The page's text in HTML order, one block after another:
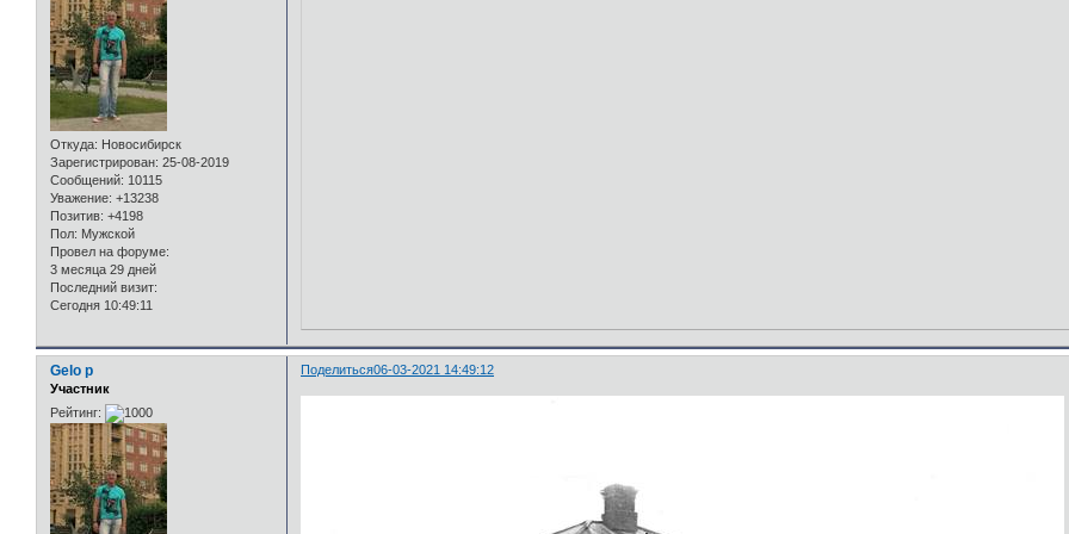
Откуда: Новосибирск
Зарегистрирован: 25-08-2019
Сообщений: 10115
Уважение: +13238
Позитив: +4198
Пол: Мужской
Провел на форуме:
3 месяца 29 дней
Последний визит:
Сегодня 10:49:11
Поделиться06-03-2021 14:49:12
Gelo p
Участник
Рейтинг: